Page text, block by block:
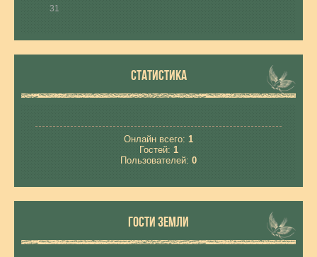
31
СТАТИСТИКА
Онлайн всего: 1
Гостей: 1
Пользователей: 0
ГОСТИ ЗЕМЛИ